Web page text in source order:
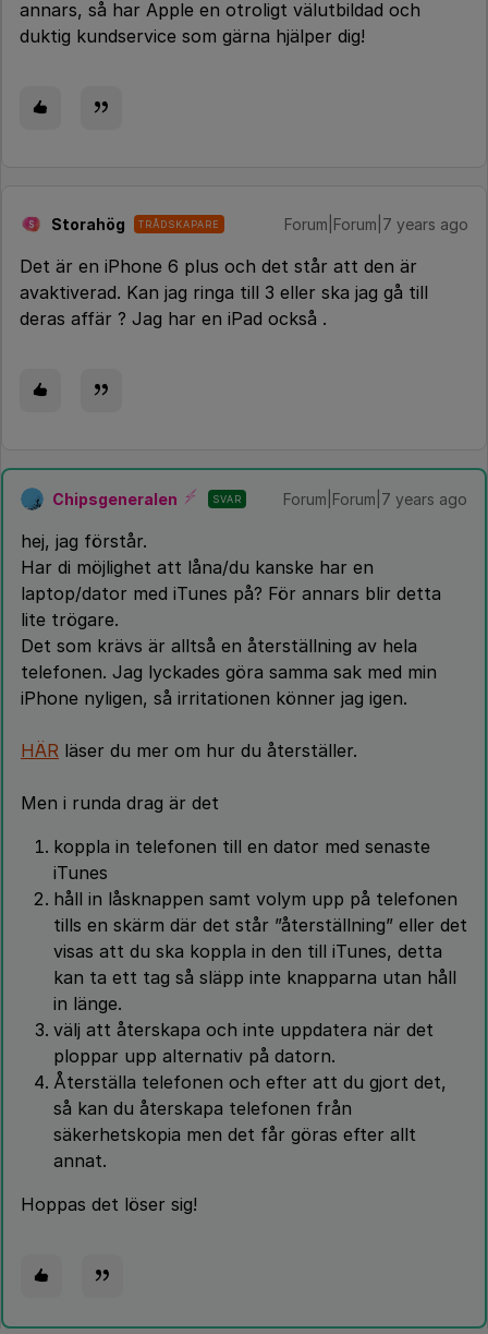
annars, så har Apple en otroligt välutbildad och
duktig kundservice som gärna hjälper dig!
S Storahög TRÅDSKAPARE Forum|Forum|7 years ago
Det är en iPhone 6 plus och det står att den är
avaktiverad. Kan jag ringa till 3 eller ska jag gå till
deras affär ? Jag har en iPad också .
Chipsgeneralen SVAR Forum|Forum|7 years ago
hej, jag förstår.
Har di möjlighet att låna/du kanske har en
laptop/dator med iTunes på? För annars blir detta
lite trögare.
Det som krävs är alltså en återställning av hela
telefonen. Jag lyckades göra samma sak med min
iPhone nyligen, så irritationen könner jag igen.
HÄR läser du mer om hur du återställer.
Men i runda drag är det
koppla in telefonen till en dator med senaste
iTunes
håll in låsknappen samt volym upp på telefonen
tills en skärm där det står ”återställning” eller det
visas att du ska koppla in den till iTunes, detta
kan ta ett tag så släpp inte knapparna utan håll
in länge.
välj att återskapa och inte uppdatera när det
ploppar upp alternativ på datorn.
Återställa telefonen och efter att du gjort det,
så kan du återskapa telefonen från
säkerhetskopia men det får göras efter allt
annat.
Hoppas det löser sig!